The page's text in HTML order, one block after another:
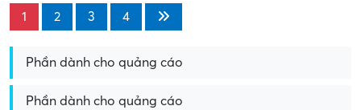
1 2 3 4
Phần dành cho quảng cáo
Phần dành cho quảng cáo